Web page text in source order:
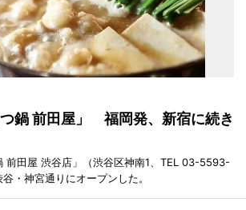
鍋 前田屋」 福岡発、新宿に続き
前田屋 渋谷店」（渋谷区神南1、TEL 03-5593-
・神宮通りにオープンした。